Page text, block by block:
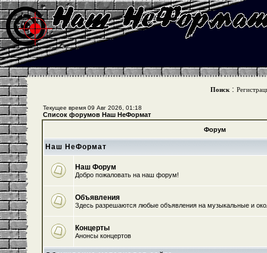
Поиск :
Текущее время 09 Авг 2026, 01:18
Список форумов Наш НеФормат
Форум
Наш НеФормат
Наш Форум
Добро пожаловать на наш форум!
Объявления
Здесь разрешаются любые объявления на музыкальные и
Концерты
Анонсы концертов